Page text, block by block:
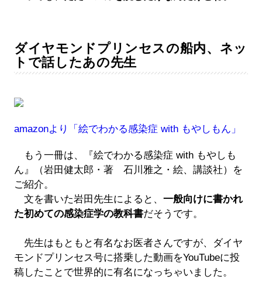
ダイヤモンドプリンセスの船内、ネッ
トで話したあの先生
amazonより「絵でわかる感染症 with もやしもん」
もう一冊は、『絵でわかる感染症 with もやしも
ん』（岩田健太郎・著 石川雅之・絵、講談社）を
ご紹介。
文を書いた岩田先生によると、 一般向けに書かれ
た初めての感染症学の教科書だそうです。
先生はもともと有名なお医者さんですが、ダイヤ
モンドプリンセス号に搭乗した動画をYouTubeに投
稿したことで世界的に有名になっちゃいました。